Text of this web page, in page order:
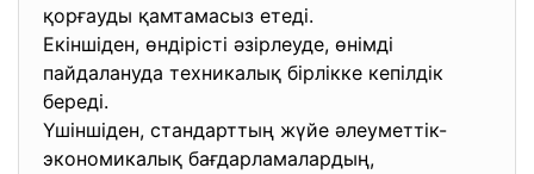
қорғауды қамтамасыз етеді.
Екіншіден, өндірісті әзірлеуде, өнімді
пайдалануда техникалық бірлікке кепілдік
береді.
Үшіншіден, стандарттың жүйе әлеуметтік-
экономикалық бағдарламалардың,